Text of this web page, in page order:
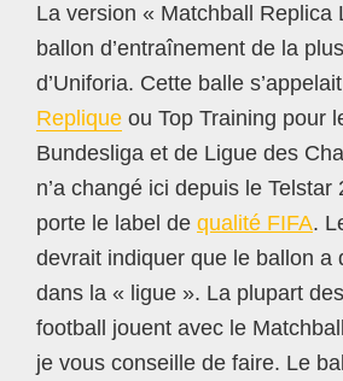
La version « Matchball Replica
ballon d’entraînement de la
d’Uniforia. Cette balle
Replique ou Top Training pour
Bundesliga et de Ligue des
n’a changé ici depuis le Telstar
porte le label de qualité FIFA.
devrait indiquer que le ballon a
dans la « ligue ». La plupart
football jouent avec le
je vous conseille de faire. Le